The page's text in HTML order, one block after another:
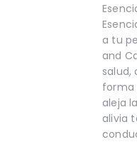
PIEL
a tu
and
forma
aleja
alivia